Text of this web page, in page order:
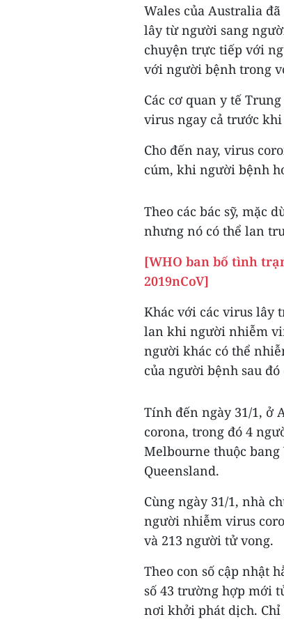
Wales của Australia
lây từ người sang
chuyện trực tiếp với
với người bệnh trong
Các cơ quan y tế
virus ngay cả trước
Cho đến nay, virus
cúm, khi người bệnh
Theo các bác sỹ, mặc
nhưng nó có thể lan
[WHO ban bố tình
2019nCoV]
Khác với các virus lây
lan khi người nhiễm
người khác có thể
của người bệnh sau
Tính đến ngày 31/1, ở
corona, trong đó 4
Melbourne thuộc bang
Queensland.
Cùng ngày 31/1, nhà
người nhiễm virus
và 213 người tử vong.
Theo con số cập nhật
số 43 trường hợp mới
nơi khởi phát dịch.